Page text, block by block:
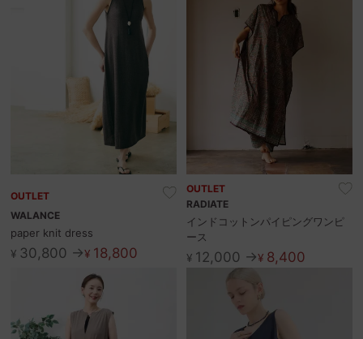
OUTLET
WALANCE
paper knit dress
¥30,800 →¥18,800
OUTLET
RADIATE
インドコットンパイピングワンピ
ース
¥12,000 →¥8,400